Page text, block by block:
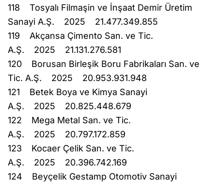
118 Tosyalı Filmaşin ve İnşaat Demir Üretim
Sanayi A.Ş. 2025 21.477.349.855
119 Akçansa Çimento San. ve Tic.
A.Ş. 2025 21.131.276.581
120 Borusan Birleşik Boru Fabrikaları San. ve
Tic. A.Ş. 2025 20.953.931.948
121 Betek Boya ve Kimya Sanayi
A.Ş. 2025 20.825.448.679
122 Mega Metal San. ve Tic.
A.Ş. 2025 20.797.172.859
123 Kocaer Çelik San. ve Tic.
A.Ş. 2025 20.396.742.169
124 Beyçelik Gestamp Otomotiv Sanayi